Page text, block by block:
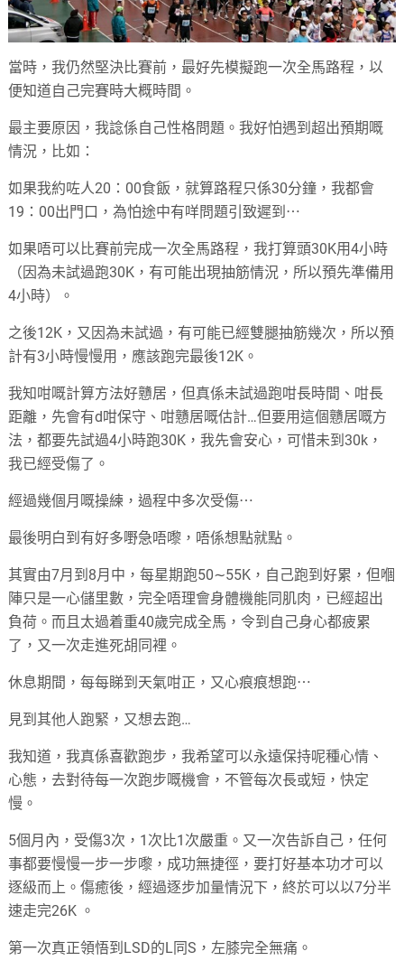
當時，我仍然堅決比賽前，最好先模擬跑一次全馬路程，以
便知道自己完賽時大概時間。
最主要原因，我諗係自己性格問題。我好怕遇到超出預期嘅
情況，比如：
如果我約咗人20：00食飯，就算路程只係30分鐘，我都會
19：00出門口，為怕途中有咩問題引致遲到⋯
如果唔可以比賽前完成一次全馬路程，我打算頭30K用4小時
（因為未試過跑30K，有可能出現抽筋情況，所以預先準備用
4小時）。
之後12K，又因為未試過，有可能已經雙腿抽筋幾次，所以預
計有3小時慢慢用，應該跑完最後12K。
我知咁嘅計算方法好戇居，但真係未試過跑咁長時間、咁長
距離，先會有d咁保守、咁戇居嘅估計…但要用這個戇居嘅方
法，都要先試過4小時跑30K，我先會安心，可惜未到30k，
我已經受傷了。
經過幾個月嘅操練，過程中多次受傷⋯
最後明白到有好多嘢急唔嚟，唔係想點就點。
其實由7月到8月中，每星期跑50∼55K，自己跑到好累，但嗰
陣只是一心儲里數，完全唔理會身體機能同肌肉，已經超出
負荷。而且太過着重40歲完成全馬，令到自己身心都疲累
了，又一次走進死胡同裡。
休息期間，每每睇到天氣咁正，又心痕痕想跑⋯
見到其他人跑緊，又想去跑…
我知道，我真係喜歡跑步，我希望可以永遠保持呢種心情、
心態，去對待每一次跑步嘅機會，不管每次長或短，快定
慢。
5個月內，受傷3次，1次比1次嚴重。又一次告訴自己，任何
事都要慢慢一步一步嚟，成功無捷徑，要打好基本功才可以
逐級而上。傷癒後，經過逐步加量情況下，終於可以以7分半
速走完26K 。
第一次真正領悟到LSD的L同S，左膝完全無痛。